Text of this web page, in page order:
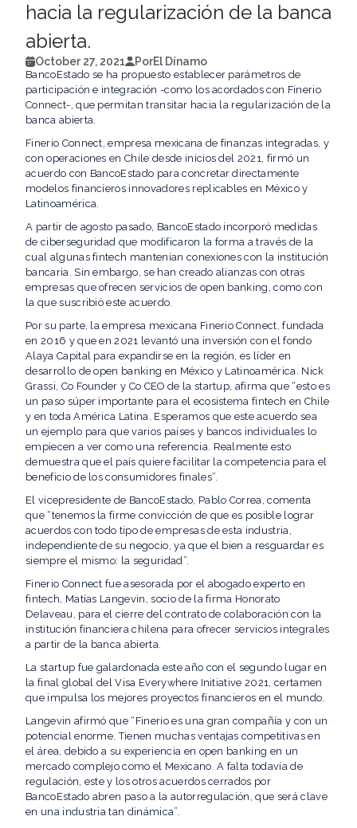
hacia la regularización de la banca
abierta.
October 27, 2021 PorEl Dínamo
BancoEstado se ha propuesto establecer parámetros de
participación e integración -como los acordados con Finerio
Connect-, que permitan transitar hacia la regularización de la
banca abierta.
Finerio Connect, empresa mexicana de finanzas integradas, y
con operaciones en Chile desde inicios del 2021, firmó un
acuerdo con BancoEstado para concretar directamente
modelos financieros innovadores replicables en México y
Latinoamérica.
A partir de agosto pasado, BancoEstado incorporó medidas
de ciberseguridad que modificaron la forma a través de la
cual algunas fintech mantenían conexiones con la institución
bancaria. Sin embargo, se han creado alianzas con otras
empresas que ofrecen servicios de open banking, como con
la que suscribió este acuerdo.
Por su parte, la empresa mexicana Finerio Connect, fundada
en 2016 y que en 2021 levantó una inversión con el fondo
Alaya Capital para expandirse en la región, es líder en
desarrollo de open banking en México y Latinoamérica. Nick
Grassi, Co Founder y Co CEO de la startup, afirma que “esto es
un paso súper importante para el ecosistema fintech en Chile
y en toda América Latina. Esperamos que este acuerdo sea
un ejemplo para que varios países y bancos individuales lo
empiecen a ver como una referencia. Realmente esto
demuestra que el país quiere facilitar la competencia para el
beneficio de los consumidores finales”.
El vicepresidente de BancoEstado, Pablo Correa, comenta
que “tenemos la firme convicción de que es posible lograr
acuerdos con todo tipo de empresas de esta industria,
independiente de su negocio, ya que el bien a resguardar es
siempre el mismo: la seguridad”.
Finerio Connect fue asesorada por el abogado experto en
fintech, Matías Langevin, socio de la firma Honorato
Delaveau, para el cierre del contrato de colaboración con la
institución financiera chilena para ofrecer servicios integrales
a partir de la banca abierta.
La startup fue galardonada este año con el segundo lugar en
la final global del Visa Everywhere Initiative 2021, certamen
que impulsa los mejores proyectos financieros en el mundo.
Langevin afirmó que “Finerio es una gran compañía y con un
potencial enorme. Tienen muchas ventajas competitivas en
el área, debido a su experiencia en open banking en un
mercado complejo como el Mexicano. A falta todavía de
regulación, este y los otros acuerdos cerrados por
BancoEstado abren paso a la autorregulación, que será clave
en una industria tan dinámica”.